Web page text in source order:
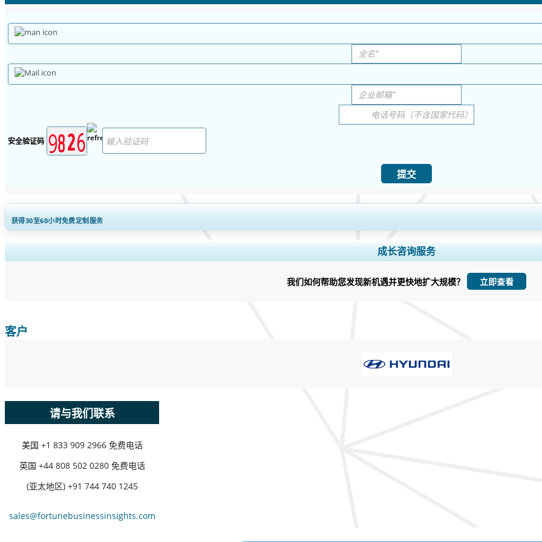
安全验证码
提交
获得30至60小时免费定制服务
扩大区域和国家覆盖范围， 细分市场分析， 公司简介， 竞争基准分析， 以及最终用
成长咨询服务
我们如何帮助您发现新机遇并更快地扩大规模？ 立即查看
客户
请与我们联系
美国 +1 833 909 2966 免费电话
英国 +44 808 502 0280 免费电话
(亚太地区) +91 744 740 1245
sales@fortunebusinessinsights.com